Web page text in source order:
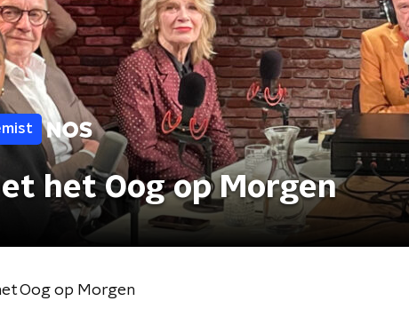
het Oog op Morgen
Oog op Morgen